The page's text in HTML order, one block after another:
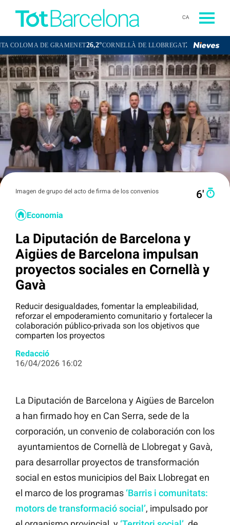
CA
DE GRAMENET26,2°CORNELLÀ DE LLOBREGAT24,9°SANT BOI DE
Imagen de grupo del acto de firma de los convenios 6′
Economia
La Diputación de Barcelona y
Aigües de Barcelona impulsan
proyectos sociales en Cornellà y
Gavà
Reducir desigualdades, fomentar la empleabilidad,
reforzar el empoderamiento comunitario y fortalecer la
colaboración público-privada son los objetivos que
comparten los proyectos
Redacció
16/04/2026 16:02
La Diputación de Barcelona y Aigües de Barcelon
a han firmado hoy en Can Serra, sede de la
corporación, un convenio de colaboración con los
ayuntamientos de Cornellà de Llobregat y Gavà,
para desarrollar proyectos de transformación
social en estos municipios del Baix Llobregat en
el marco de los programas‘Barris i comunitats:
motors de transformaciósocial’, impulsado por